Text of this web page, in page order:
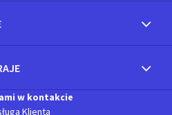
w kontakcie
Klienta